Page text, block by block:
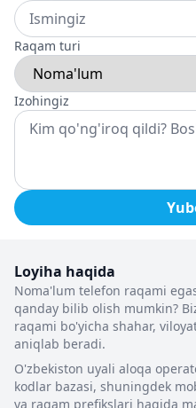
Raqam turi
Izohingiz
Loyiha haqida
Noma'lum telefon raqami
qanday bilib olish mumkin?
raqami bo'yicha shahar,
aniqlab beradi.
O'zbekiston uyali aloqa
kodlar bazasi, shuningdek
va raqam prefikslari haqida